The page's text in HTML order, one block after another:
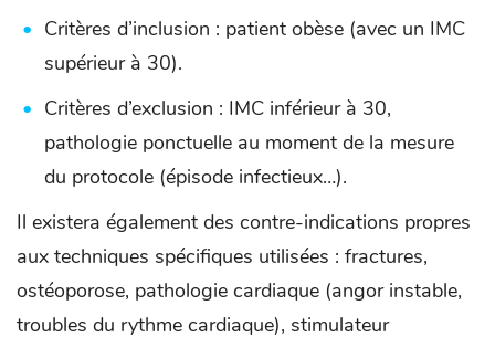
Critères d’inclusion : patient obèse (avec un IMC
supérieur à 30).
Critères d’exclusion : IMC inférieur à 30,
pathologie ponctuelle au moment de la mesure
du protocole (épisode infectieux…).
Il existera également des contre-indications propres
aux techniques spécifiques utilisées : fractures,
ostéoporose, pathologie cardiaque (angor instable,
troubles du rythme cardiaque), stimulateur